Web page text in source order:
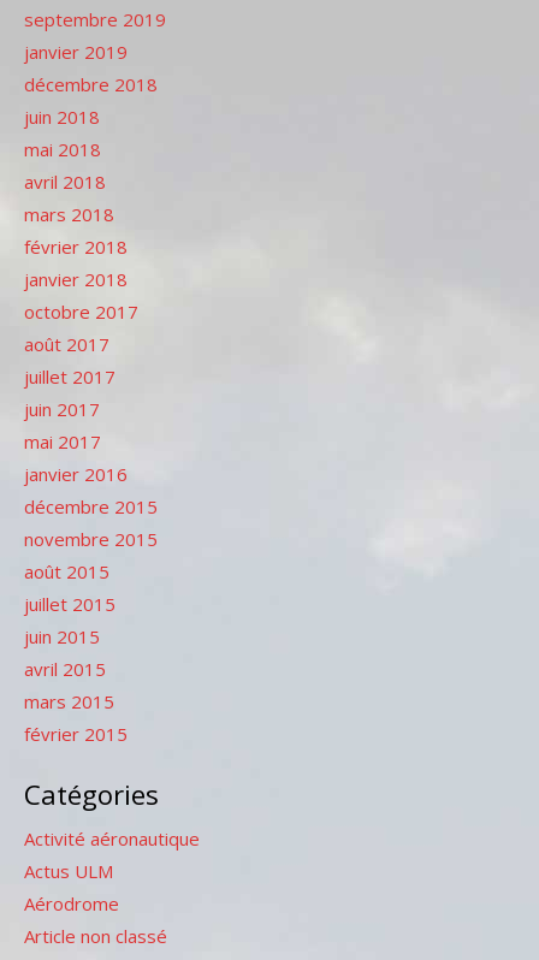
septembre 2019
janvier 2019
décembre 2018
juin 2018
mai 2018
avril 2018
mars 2018
février 2018
janvier 2018
octobre 2017
août 2017
juillet 2017
juin 2017
mai 2017
janvier 2016
décembre 2015
novembre 2015
août 2015
juillet 2015
juin 2015
avril 2015
mars 2015
février 2015
Catégories
Activité aéronautique
Actus ULM
Aérodrome
Article non classé